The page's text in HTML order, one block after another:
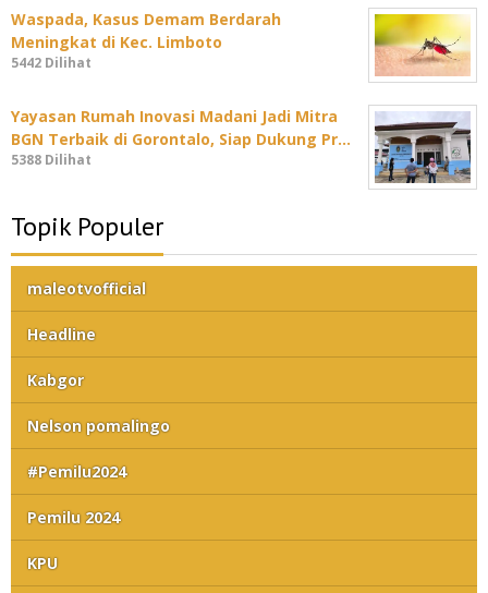
Waspada, Kasus Demam Berdarah
Meningkat di Kec. Limboto
5442 Dilihat
Yayasan Rumah Inovasi Madani Jadi Mitra
BGN Terbaik di Gorontalo, Siap Dukung Pr…
5388 Dilihat
Topik Populer
maleotvofficial
Headline
Kabgor
Nelson pomalingo
#Pemilu2024
Pemilu 2024
KPU